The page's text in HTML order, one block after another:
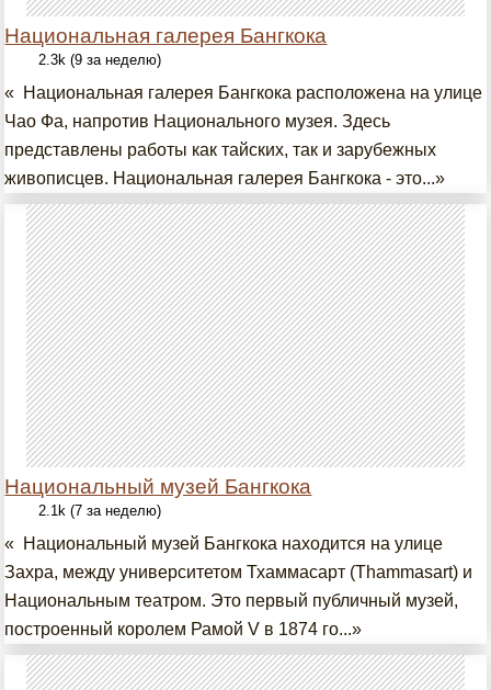
Национальная галерея Бангкока
2.3k (9 за неделю)
« Национальная галерея Бангкока расположена на улице
Чао Фа, напротив Национального музея. Здесь
представлены работы как тайских, так и зарубежных
живописцев. Национальная галерея Бангкока - это...»
Национальный музей Бангкока
2.1k (7 за неделю)
« Национальный музей Бангкока находится на улице
Захра, между университетом Тхаммасарт (Thammasart) и
Национальным театром. Это первый публичный музей,
построенный королем Рамой V в 1874 го...»